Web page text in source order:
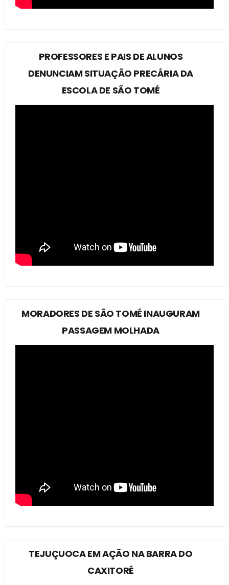
PROFESSORES E PAIS DE ALUNOS
DENUNCIAM SITUAÇÃO PRECÁRIA DA
ESCOLA DE SÃO TOMÉ
MORADORES DE SÃO TOMÉ INAUGURAM
PASSAGEM MOLHADA
TEJUÇUOCA EM AÇÃO NA BARRA DO
CAXITORÉ